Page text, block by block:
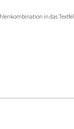
in das